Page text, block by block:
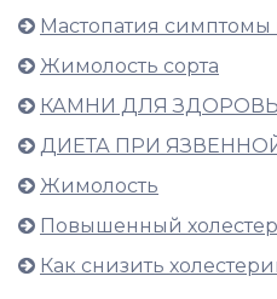
Мастопатия
Жимолость сорта
КАМНИ ДЛЯ
ДИЕТА ПРИ
Жимолость
Повышенный
Как снизить